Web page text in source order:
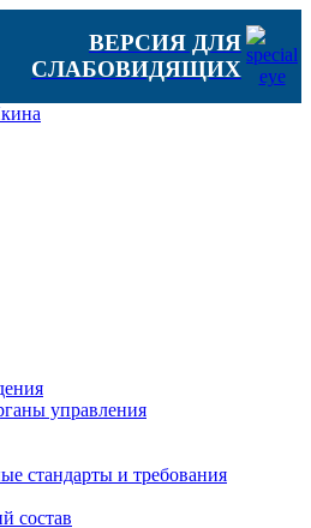
ВЕРСИЯ ДЛЯ
СЛАБОВИДЯЩИХ
управления
стандарты и требования
состав